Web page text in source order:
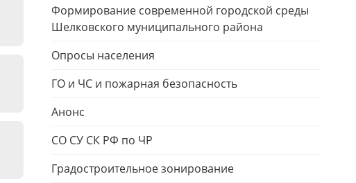
Формирование современной городской среды
Шелковского муниципального района
Опросы населения
ГО и ЧС и пожарная безопасность
Анонс
СО СУ СК РФ по ЧР
Градостроительное зонирование